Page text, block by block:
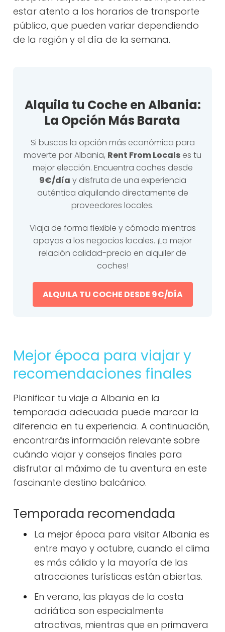
estar atento a los horarios de transporte
público, que pueden variar dependiendo
de la región y el día de la semana.
Alquila tu Coche en Albania:
La Opción Más Barata
Si buscas la opción más económica para
moverte por Albania, Rent From Locals es tu
mejor elección. Encuentra coches desde
9€/día y disfruta de una experiencia
auténtica alquilando directamente de
proveedores locales.
Viaja de forma flexible y cómoda mientras
apoyas a los negocios locales. ¡La mejor
relación calidad-precio en alquiler de
coches!
ALQUILA TU COCHE DESDE 9€/DÍA
Mejor época para viajar y
recomendaciones finales
Planificar tu viaje a Albania en la
temporada adecuada puede marcar la
diferencia en tu experiencia. A continuación,
encontrarás información relevante sobre
cuándo viajar y consejos finales para
disfrutar al máximo de tu aventura en este
fascinante destino balcánico.
Temporada recomendada
La mejor época para visitar Albania es
entre mayo y octubre, cuando el clima
es más cálido y la mayoría de las
atracciones turísticas están abiertas.
En verano, las playas de la costa
adriática son especialmente
atractivas, mientras que en primavera